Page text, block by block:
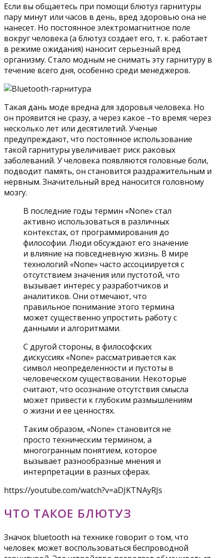
Если вы общаетесь при помощи блютуз гарнитуры
пару минут или часов в день, вред здоровью она не
нанесет. Но постоянное электромагнитное поле
вокруг человека (а блютуз создает его, т. к. работает
в режиме ожидания) наносит серьезный вред
организму. Стало модным не снимать эту гарнитуру в
течение всего дня, особенно среди менеджеров.
Такая дань моде вредна для здоровья человека. Но
он проявится не сразу, а через какое –то время: через
несколько лет или десятилетий. Ученые
предупреждают, что постоянное использование
такой гарнитуры увеличивает риск раковых
заболеваний. У человека появляются головные боли,
подводит память, он становится раздражительным и
нервным. Значительный вред наносится головному
мозгу.
В последние годы термин «None» стал
активно использоваться в различных
контекстах, от программирования до
философии. Люди обсуждают его значение
и влияние на повседневную жизнь. В мире
технологий «None» часто ассоциируется с
отсутствием значения или пустотой, что
вызывает интерес у разработчиков и
аналитиков. Они отмечают, что
правильное понимание этого термина
может существенно упростить работу с
данными и алгоритмами.
С другой стороны, в философских
дискуссиях «None» рассматривается как
символ неопределенности и пустоты в
человеческом существовании. Некоторые
считают, что осознание отсутствия смысла
может привести к глубоким размышлениям
о жизни и ее ценностях.
Таким образом, «None» становится не
просто техническим термином, а
многогранным понятием, которое
вызывает разнообразные мнения и
интерпретации в разных сферах.
https://youtube.com/watch?v=aDJKTNAyRJs
ЧТО ТАКОЕ БЛЮТУЗ
Значок bluetooth на технике говорит о том, что
человек может воспользоваться беспроводной